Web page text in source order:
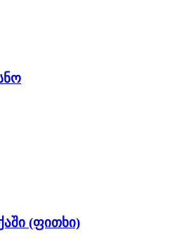
(ფითხი)